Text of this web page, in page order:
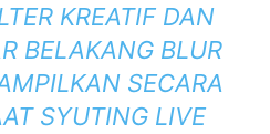
KREATIF DAN
BELAKANG BLUR
SECARA
SYUTING LIVE